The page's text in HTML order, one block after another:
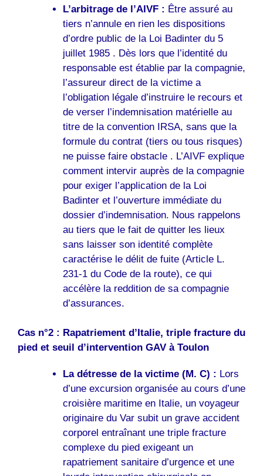
L’arbitrage de l’AIVF : Être assuré au
tiers n’annule en rien les dispositions
d’ordre public de la Loi Badinter du 5
juillet 1985 . Dès lors que l’identité du
responsable est établie par la compagnie,
l’assureur direct de la victime a
l’obligation légale d’instruire le recours et
de verser l’indemnisation matérielle au
titre de la convention IRSA, sans que la
formule du contrat (tiers ou tous risques)
ne puisse faire obstacle . L’AIVF explique
comment intervir auprès de la compagnie
pour exiger l’application de la Loi
Badinter et l’ouverture immédiate du
dossier d’indemnisation. Nous rappelons
au tiers que le fait de quitter les lieux
sans laisser son identité complète
caractérise le délit de fuite (Article L.
231-1 du Code de la route), ce qui
accélère la reddition de sa compagnie
d’assurances.
Cas n°2 : Rapatriement d’Italie, triple fracture du
pied et seuil d’intervention GAV à Toulon
La détresse de la victime (M. C) : Lors
d’une excursion organisée au cours d’une
croisière maritime en Italie, un voyageur
originaire du Var subit un grave accident
corporel entraînant une triple fracture
complexe du pied exigeant un
rapatriement sanitaire d’urgence et une